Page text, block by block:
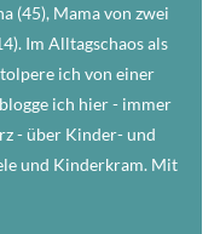
(45), Mama von zwei
Im Alltagschaos als
ich von einer
ich hier - immer
- über Kinder- und
und Kinderkram. Mit